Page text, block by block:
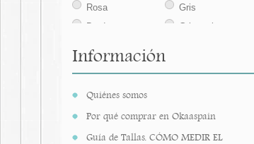
Rosa
Gris
Burdeos
Gris perla
Azulón
Porcelana
Limón
Melocotón
Yema
Información
Quiénes somos
Por qué comprar en Okaaspain
Guía de Tallas. CÓMO MEDIR EL